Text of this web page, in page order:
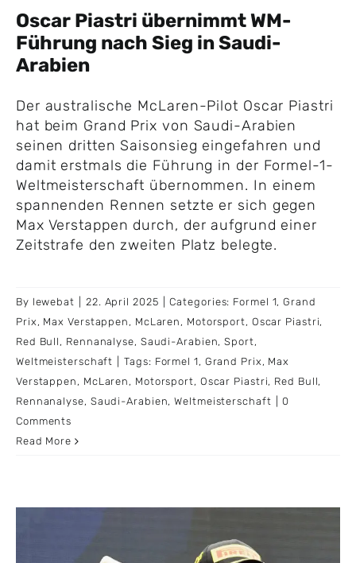
Oscar Piastri übernimmt WM-
Führung nach Sieg in Saudi-
Arabien
Der australische McLaren-Pilot Oscar Piastri
hat beim Grand Prix von Saudi-Arabien
seinen dritten Saisonsieg eingefahren und
damit erstmals die Führung in der Formel-1-
Weltmeisterschaft übernommen. In einem
spannenden Rennen setzte er sich gegen
Max Verstappen durch, der aufgrund einer
Zeitstrafe den zweiten Platz belegte.
By lewebat 22. April 2025 Categories: Formel 1,Grand
Prix, Max Verstappen , McLaren , Motorsport, Oscar Piastri,
Red Bull , Rennanalyse, Saudi-Arabien,Sport,
Weltmeisterschaft
Tags: Formel 1, Grand Prix, Max
Verstappen , McLaren , Motorsport, Oscar Piastri, Red Bull,
Rennanalyse, Saudi-Arabien,Weltmeisterschaft
0
Comments
Read More